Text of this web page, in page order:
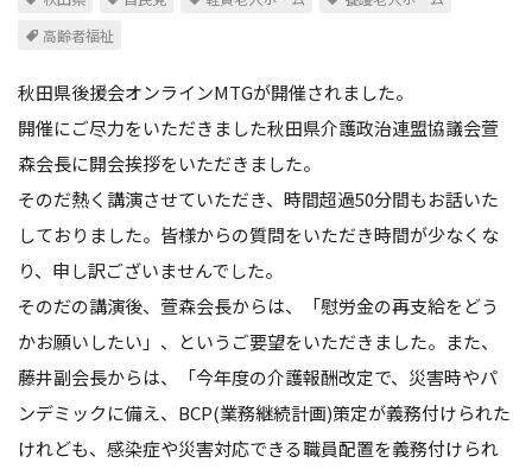
高齢者福祉
秋田県後援会オンラインMTGが開催されました。
開催にご尽力をいただきました秋田県介護政治連盟協議会萱
森会長に開会挨拶をいただきました。
そのだ熱く講演させていただき、時間超過50分間もお話いた
しておりました。皆様からの質問をいただき時間が少なくな
り、申し訳ございませんでした。
そのだの講演後、萱森会長からは、「慰労金の再支給をどう
かお願いしたい」、というご要望をいただきました。また、
藤井副会長からは、「今年度の介護報酬改定で、災害時やパ
ンデミックに備え、BCP(業務継続計画)策定が義務付けられた
けれども、感染症や災害対応できる職員配置を義務付けられ